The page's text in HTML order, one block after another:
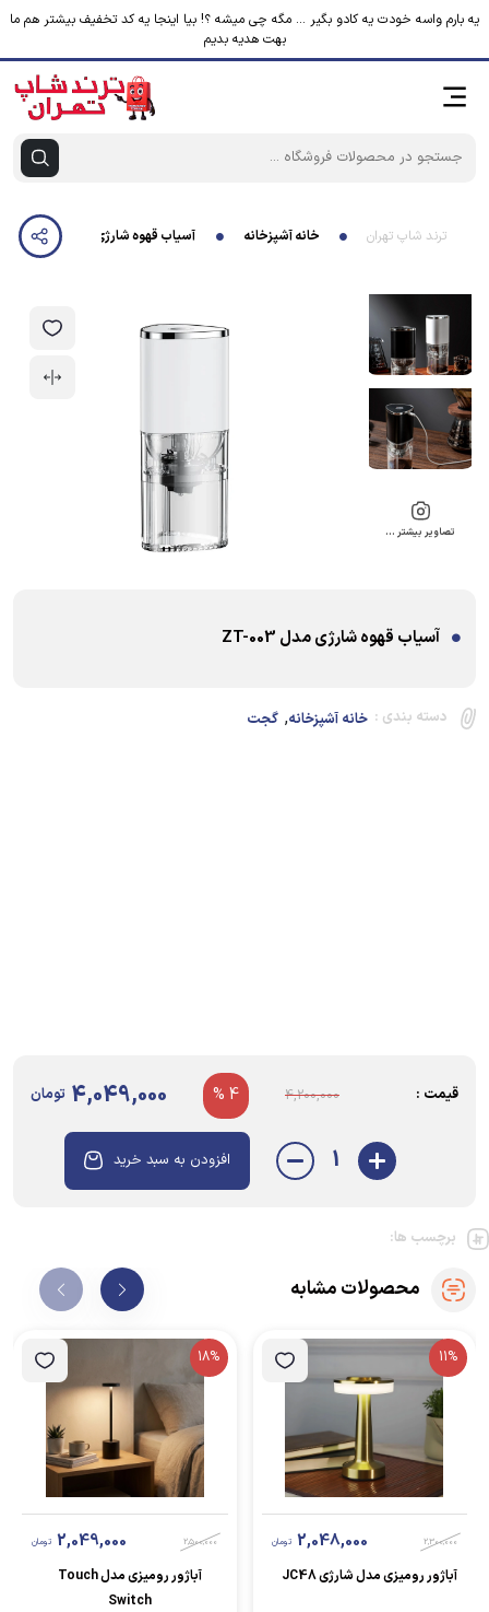
یه بارم واسه خودت یه کادو بگیر ... مگه چی میشه ؟! بیا اینجا یه کد تخفیف بیشتر هم ما
بهت هدیه بدیم
ترند شاپ تهران خانه آشپزخانه آسیاب قهوه شارژی مدل ZT-003
تصاویر بیشتر …
آسیاب قهوه شارژی مدل ZT-003
دسته بندی : خانه آشپزخانه, گجت
قیمت : 4,200,000
4 %
4,049,000 تومان
1 افزودن به سبد خرید
برچسب ها:
محصولات مشابه
11%
2,300,000
2,048,000 تومان
آباژور رومیزی مدل شارژی JC48
18%
2,500,000
2,049,000 تومان
آباژور رومیزی مدل Touch
Switch